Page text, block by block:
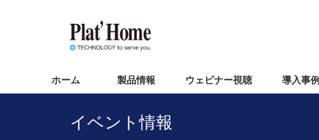
ス
ン
ホーム 製品情報 ウェビナー視聴 導入事例
イベント情報